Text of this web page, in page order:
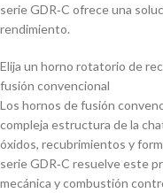
serie GDR‑C ofrece una
rendimiento.
Elija un horno rotatorio de
fusión convencional
Los hornos de fusión
compleja estructura de la
óxidos, recubrimientos y
serie GDR‑C resuelve este
mecánica y combustión